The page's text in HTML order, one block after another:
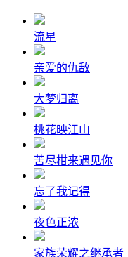
流星
亲爱的仇敌
大梦归离
桃花映江山
苦尽柑来遇见你
忘了我记得
夜色正浓
家族荣耀之继承者